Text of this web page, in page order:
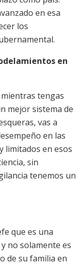
en esa
los
en
tengas
mejor sistema de
vas a
en las
limitados en esos
sin
tenemos un
que es una
no solamente es
de su familia en